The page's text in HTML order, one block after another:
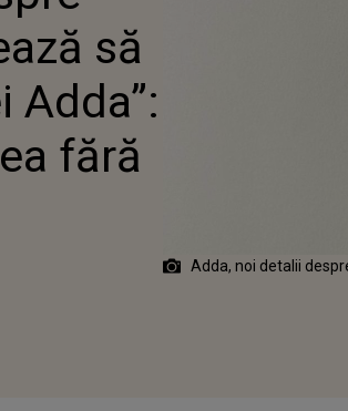
FĂRĂ
să
Adda”:
fără
Adda, noi detalii